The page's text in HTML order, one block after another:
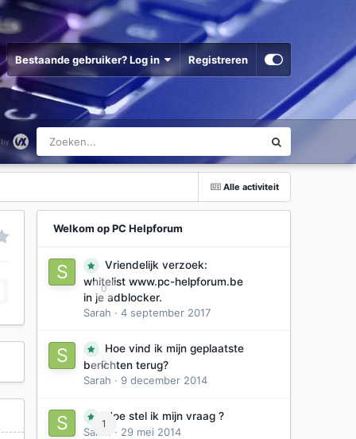
Bestaande gebruiker? Log in Registreren
Alle activiteit
Welkom op PC Helpforum
0
Vriendelijk verzoek:
whitelist www.pc-helpforum.be
in je adblocker.
Sarah · 4 september 2017
0
Hoe vind ik mijn geplaatste
berichten terug?
Sarah · 9 december 2014
1
Hoe stel ik mijn vraag ?
Sarah
· 29 mei 2014